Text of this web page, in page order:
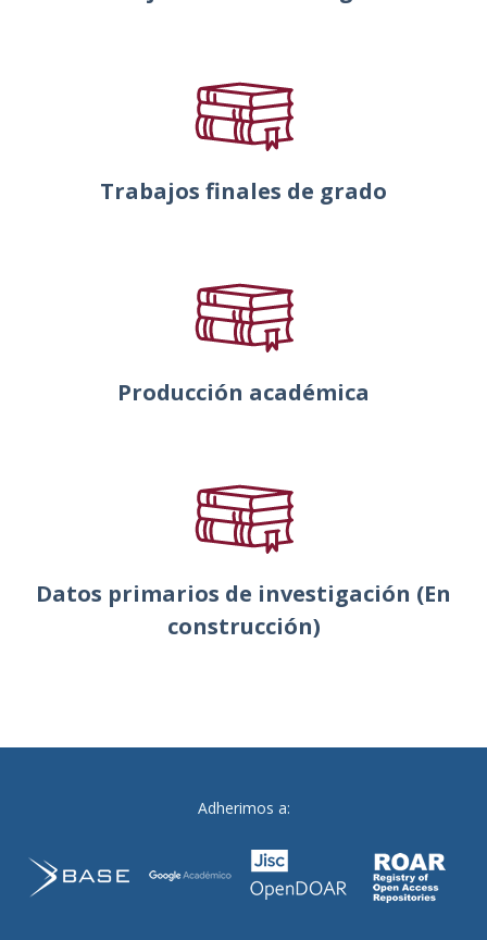
Trabajos finales de grado
Producción académica
Datos primarios de investigación (En
construcción)
Adherimos a: